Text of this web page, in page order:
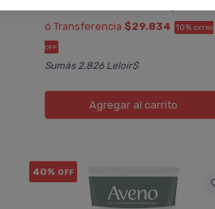
6 cuotassin interésde$5.525
ó Transferencia $29.834 10% EXTRA
OFF
Sumás 2.826 Leloir$
Agregar al carrito
40% OFF